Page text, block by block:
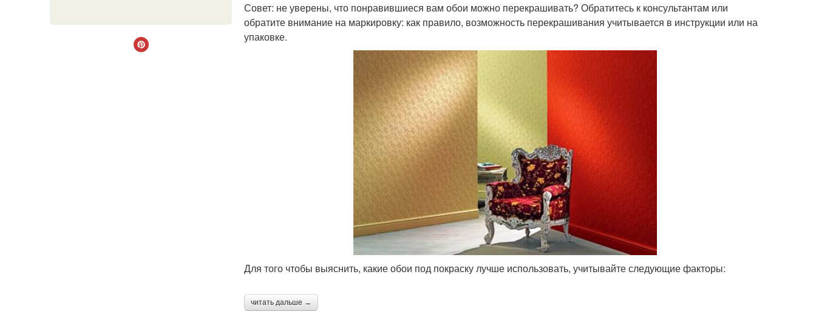
Совет: не уверены, что понравившиеся вам обои можно перекрашивать? Обратитесь к консультантам или
обратите внимание на маркировку: как правило, возможность перекрашивания учитывается в инструкции или на
упаковке.
Для того чтобы выяснить, какие обои под покраску лучше использовать, учитывайте следующие факторы:
читать дальше →